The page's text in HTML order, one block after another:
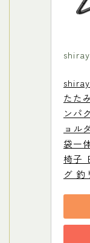
たた
ンパ
ョル
袋一
椅子
グ 釣